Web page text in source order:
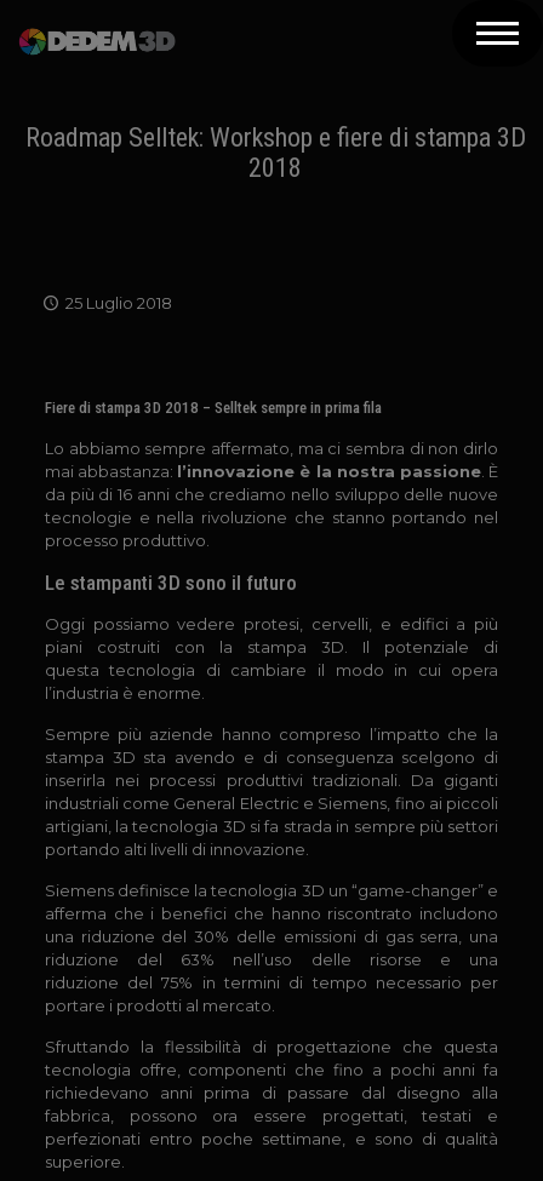
Prodotti
Contatti
Newsletter
Roadmap Selltek: Workshop e fiere di stampa 3D
2018
25 Luglio 2018
Fiere di stampa 3D 2018 – Selltek sempre in prima fila
Lo abbiamo sempre affermato, ma ci sembra di non dirlo
mai abbastanza: l’innovazione è la nostra passione . È
da più di 16 anni che crediamo nello sviluppo delle nuove
tecnologie e nella rivoluzione che stanno portando nel
processo produttivo.
Le stampanti 3D sono il futuro
Oggi possiamo vedere protesi, cervelli, e edifici a più
piani costruiti con la stampa 3D. Il potenziale di
questa tecnologia di cambiare il modo in cui opera
l’industria è enorme.
Sempre più aziende hanno compreso l’impatto che la
stampa 3D sta avendo e di conseguenza scelgono di
inserirla nei processi produttivi tradizionali. Da giganti
industriali come General Electric e Siemens, fino ai piccoli
artigiani, la tecnologia 3D si fa strada in sempre più settori
portando alti livelli di innovazione.
Siemens definisce la tecnologia 3D un “game-changer” e
afferma che i benefici che hanno riscontrato includono
una riduzione del 30% delle emissioni di gas serra, una
riduzione del 63% nell’uso delle risorse e una
riduzione del 75% in termini di tempo necessario per
portare i prodotti al mercato.
Sfruttando la flessibilità di progettazione che questa
tecnologia offre, componenti che fino a pochi anni fa
richiedevano anni prima di passare dal disegno alla
fabbrica, possono ora essere progettati, testati e
perfezionati entro poche settimane, e sono di qualità
superiore.